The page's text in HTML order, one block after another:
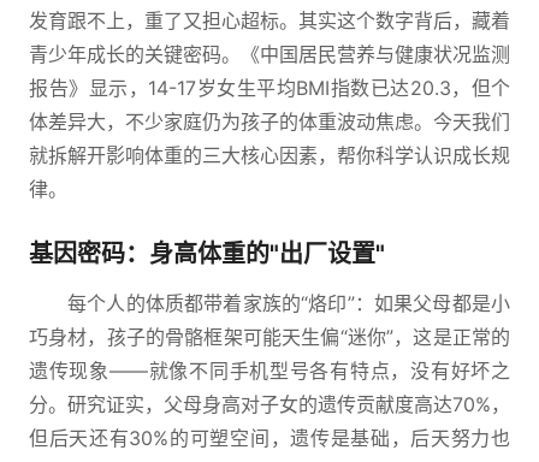
发育跟不上，重了又担心超标。其实这个数字背后，藏着
青少年成长的关键密码。《中国居民营养与健康状况监测
报告》显示，14-17岁女生平均BMI指数已达20.3，但个
体差异大，不少家庭仍为孩子的体重波动焦虑。今天我们
就拆解开影响体重的三大核心因素，帮你科学认识成长规
律。
基因密码：身高体重的"出厂设置"
每个人的体质都带着家族的“烙印”：如果父母都是小
巧身材，孩子的骨骼框架可能天生偏“迷你”，这是正常的
遗传现象——就像不同手机型号各有特点，没有好坏之
分。研究证实，父母身高对子女的遗传贡献度高达70%，
但后天还有30%的可塑空间，遗传是基础，后天努力也